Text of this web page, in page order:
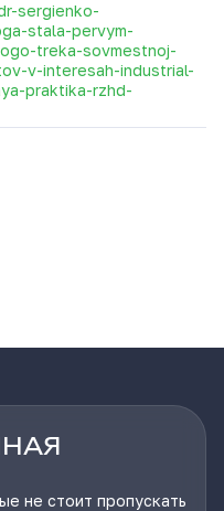
sergienko-
stala-pervym-
treka-sovmestnoj-
v-interesah-industrial-
praktika-rzhd-
не стоит пропускать